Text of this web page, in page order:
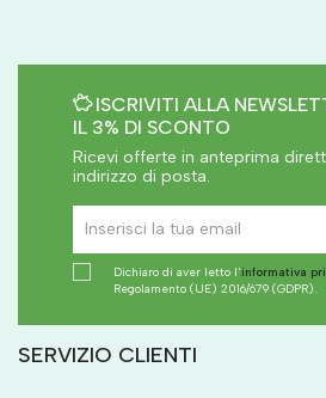
ISCRIVITI ALLA
IL 3% DI SCONTO
Ricevi offerte in anteprima
indirizzo di posta.
Dichiaro di aver letto l'informativa
Regolamento (UE) 2016/679 (GDPR).
SERVIZIO CLIENTI